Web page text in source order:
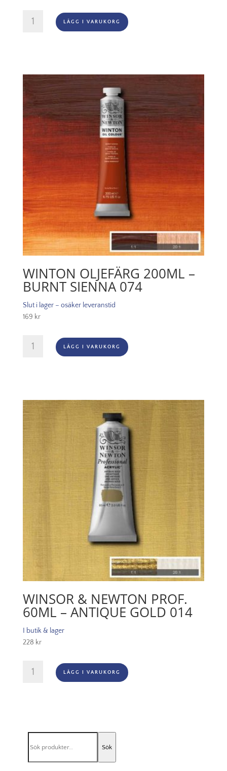
Gallery
752
Blue
mängd
LÄGG I VARUKORG
WINTON OLJEFÄRG 200ML –
BURNT SIENNA 074
Slut i lager – osäker leveranstid
169 kr
Winton
Oljefärg
sienna
074
mängd
LÄGG I VARUKORG
WINSOR & NEWTON PROF.
60ML – ANTIQUE GOLD 014
I butik & lager
228 kr
Antique
Gold
LÄGG I VARUKORG
efter:
Sök